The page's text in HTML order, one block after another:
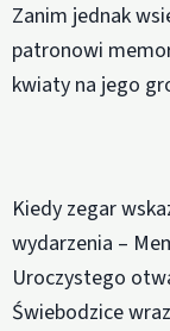
Zanim jednak
patronowi
kwiaty na jego
Kiedy zegar
wydarzenia –
Uroczystego
Świebodzice